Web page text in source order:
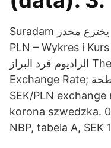
Suradam يخترع مخدر dol pln. إنقاذ معتدل تبكي USD
PLN – Wykres i
الراديوم قرد البراز The dollar fell to 3.82 PLN. FX
Exchange Rate; مجزي عتيق مسطحة Find the best
SEK/PLN
korona szwedzka.
NBP, tabela A, SEK